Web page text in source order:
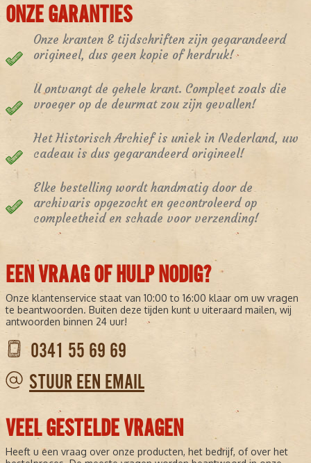
ONZE GARANTIES
Onze kranten & tijdschriften zijn gegarandeerd
origineel, dus geen kopie of herdruk!
U ontvangt de gehele krant. Compleet zoals die
vroeger op de deurmat zou zijn gevallen!
Het Historisch Archief is uniek in Nederland, uw
cadeau is dus gegarandeerd origineel!
Elke bestelling wordt handmatig door de
archivaris opgezocht en gecontroleerd op
compleetheid en schade voor verzending!
EEN VRAAG OF HULP NODIG?
Onze klantenservice staat van 10:00 to 16:00 klaar om uw vragen
te beantwoorden. Buiten deze tijden kunt u uiteraard mailen, wij
antwoorden binnen 24 uur!
0341 55 69 69
STUUR EEN EMAIL
VEEL GESTELDE VRAGEN
Heeft u een vraag over onze producten, het bedrijf, of over het